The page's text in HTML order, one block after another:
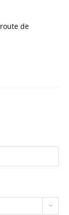
de